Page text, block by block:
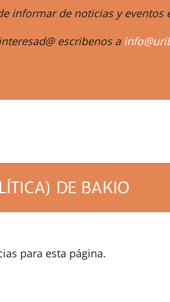
informar de noticias y eventos
escribenos a
DE BAKIO
para esta página.